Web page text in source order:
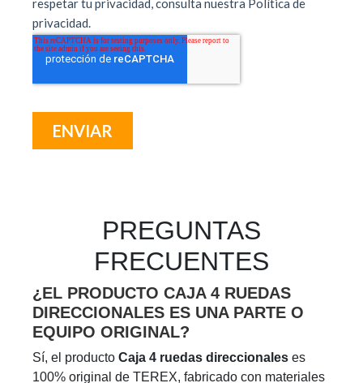
PREGUNTAS
FRECUENTES
¿EL PRODUCTO CAJA 4 RUEDAS
DIRECCIONALES ES UNA PARTE O
EQUIPO ORIGINAL?
Sí, el producto Caja 4 ruedas direccionales es
100% original de TEREX, fabricado con materiales